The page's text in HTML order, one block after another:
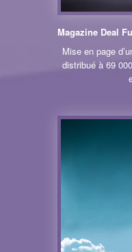
Magazine Deal
Mise en page
distribué à 69